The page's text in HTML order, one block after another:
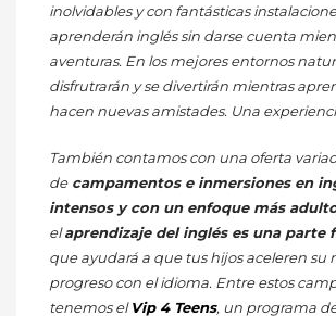
inolvidables y con fantásticas
aprenderán inglés sin darse cuenta
aventuras. En los mejores entornos
disfrutrarán y se divertirán mientras
hacen nuevas amistades. Una
También contamos con una oferta
decampamentos e inmersiones en
intensos y con un enfoque más
elaprendizaje del inglés es una parte
que ayudará a que tus hijos aceleren su
progreso con el idioma. Entre estos
tenemos elVip 4 Teens, un programa